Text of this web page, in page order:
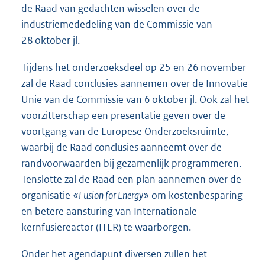
de Raad van gedachten wisselen over de
industriemededeling van de Commissie van
28 oktober jl.
Tijdens het onderzoeksdeel op 25 en 26 november
zal de Raad conclusies aannemen over de Innovatie
Unie van de Commissie van 6 oktober jl. Ook zal het
voorzitterschap een presentatie geven over de
voortgang van de Europese Onderzoeksruimte,
waarbij de Raad conclusies aanneemt over de
randvoorwaarden bij gezamenlijk programmeren.
Tenslotte zal de Raad een plan aannemen over de
organisatie «Fusion for Energy» om kostenbesparing
en betere aansturing van Internationale
kernfusiereactor (ITER) te waarborgen.
Onder het agendapunt diversen zullen het